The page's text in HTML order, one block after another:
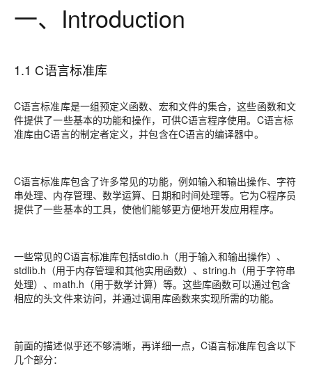
一、Introduction
1.1 C语言标准库
C语言标准库是一组预定义函数、宏和文件的集合，这些函数和文
件提供了一些基本的功能和操作，可供C语言程序使用。C语言标
准库由C语言的制定者定义，并包含在C语言的编译器中。
C语言标准库包含了许多常见的功能，例如输入和输出操作、字符
串处理、内存管理、数学运算、日期和时间处理等。它为C程序员
提供了一些基本的工具，使他们能够更方便地开发应用程序。
一些常见的C语言标准库包括stdio.h（用于输入和输出操作）、
stdlib.h（用于内存管理和其他实用函数）、string.h（用于字符串
处理）、math.h（用于数学计算）等。这些库函数可以通过包含
相应的头文件来访问，并通过调用库函数来实现所需的功能。
前面的描述似乎还不够清晰，再详细一点，C语言标准库包含以下
几个部分：